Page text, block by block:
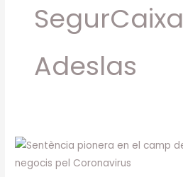
SegurCaixa
Adeslas
Sentencia
pionera